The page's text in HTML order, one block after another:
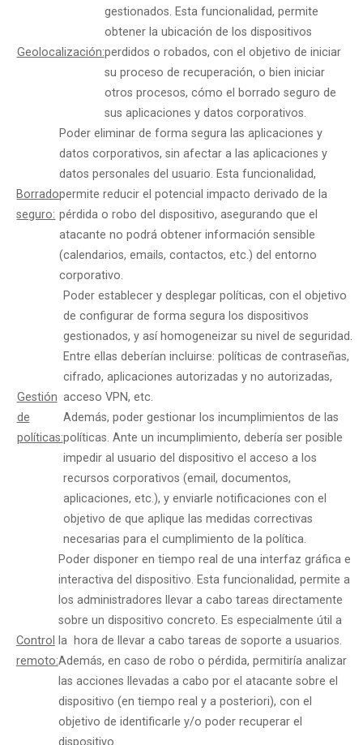
Geolocalización:
gestionados. Esta funcionalidad, permite
obtener la ubicación de los dispositivos
perdidos o robados, con el objetivo de iniciar
su proceso de recuperación, o bien iniciar
otros procesos, cómo el borrado seguro de
sus aplicaciones y datos corporativos.
Borrado
seguro:
Poder eliminar de forma segura las aplicaciones y
datos corporativos, sin afectar a las aplicaciones y
datos personales del usuario. Esta funcionalidad,
permite reducir el potencial impacto derivado de la
pérdida o robo del dispositivo, asegurando que el
atacante no podrá obtener información sensible
(calendarios, emails, contactos, etc.) del entorno
corporativo.
Gestión
de
políticas:
Poder establecer y desplegar políticas, con el objetivo
de configurar de forma segura los dispositivos
gestionados, y así homogeneizar su nivel de seguridad.
Entre ellas deberían incluirse: políticas de contraseñas,
cifrado, aplicaciones autorizadas y no autorizadas,
acceso VPN, etc.
Además, poder gestionar los incumplimientos de las
políticas. Ante un incumplimiento, debería ser posible
impedir al usuario del dispositivo el acceso a los
recursos corporativos (email, documentos,
aplicaciones, etc.), y enviarle notificaciones con el
objetivo de que aplique las medidas correctivas
necesarias para el cumplimiento de la política.
Control
remoto:
Poder disponer en tiempo real de una interfaz gráfica e
interactiva del dispositivo. Esta funcionalidad, permite a
los administradores llevar a cabo tareas directamente
sobre un dispositivo concreto. Es especialmente útil a
la hora de llevar a cabo tareas de soporte a usuarios.
Además, en caso de robo o pérdida, permitiría analizar
las acciones llevadas a cabo por el atacante sobre el
dispositivo (en tiempo real y a posteriori), con el
objetivo de identificarle y/o poder recuperar el
dispositivo.